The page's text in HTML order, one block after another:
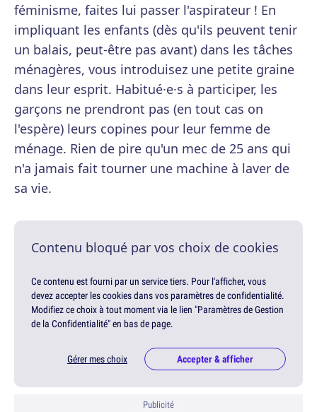
féminisme, faites lui passer l'aspirateur ! En
impliquant les enfants (dès qu'ils peuvent tenir
un balais, peut-être pas avant) dans les tâches
ménagères, vous introduisez une petite graine
dans leur esprit. Habitué·e·s à participer, les
garçons ne prendront pas (en tout cas on
l'espère) leurs copines pour leur femme de
ménage. Rien de pire qu'un mec de 25 ans qui
n'a jamais fait tourner une machine à laver de
sa vie.
Contenu bloqué par vos choix de cookies
Ce contenu est fourni par un service tiers. Pour l'afficher, vous
devez accepter les cookies dans vos paramètres de confidentialité.
Modifiez ce choix à tout moment via le lien "Paramètres de Gestion
de la Confidentialité" en bas de page.
Gérer mes choix Accepter & afficher
Publicité